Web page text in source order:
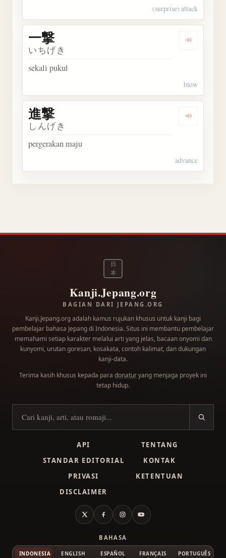
(surprise) attack
Dengarkan
一撃
いちげき
sekali pukul
blow
進撃
しんげき
pergerakan maju
advance
日
本
Kanji.Jepang.org
BAGIAN DARI JEPANG.ORG
Kanji.Jepang.org adalah kamus rujukan khusus untuk kanji bagi
pembelajar bahasa Jepang di Indonesia. Situs ini membantu pembelajar
memahami setiap karakter melalui arti yang jelas, bacaan onyomi dan
kunyomi, urutan goresan, kosakata, contoh kalimat, dan dukungan
kanji-data.
Terima kasih khusus kepada para donaturyang menjaga proyek ini
tetap hidup.
Cari kanji
API
TENTANG
STANDAR EDITORIAL
KONTAK
PRIVASI
KETENTUAN
DISCLAIMER
X FacebookInstagramYouTube
BAHASA
INDONESIA ENGLISH ESPAÑOL FRANÇAIS PORTUGUÊS